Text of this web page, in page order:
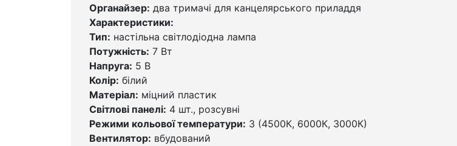
Органайзер: два тримачі для канцелярського приладдя
Характеристики:
Тип: настільна світлодіодна лампа
Потужність: 7 Вт
Напруга: 5 В
Колір: білий
Матеріал: міцний пластик
Світлові панелі: 4 шт., розсувні
Режими кольової температури: 3 (4500К, 6000К, 3000К)
Вентилятор: вбудований